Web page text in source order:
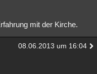
mit der Kirche.
08.06.2013 um 16:04